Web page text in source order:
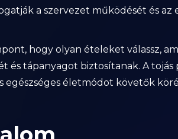
a szervezet működését és az
hogy olyan ételeket válassz,
és tápanyagot biztosítanak. A tojás
egészséges életmódot követők